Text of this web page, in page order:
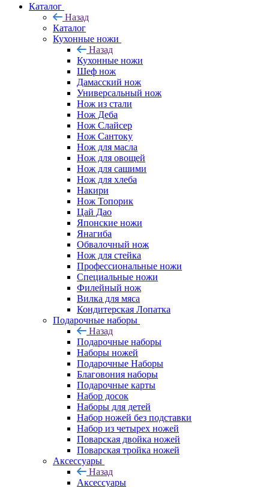
Каталог
Назад
Каталог
Кухонные ножи
Назад
Кухонные ножи
Шеф нож
Дамасский нож
Универсальный нож
Нож из стали
Нож Деба
Нож Слайсер
Нож Сантоку
Нож для масла
Нож для овощей
Нож для сашими
Нож для хлеба
Накири
Нож Топорик
Цай Дао
Японские ножи
Янагиба
Обвалочный нож
Нож для стейка
Профессиональные ножи
Специальные ножи
Филейный нож
Вилка для мяса
Кондитерская Лопатка
Подарочные наборы
Назад
Подарочные наборы
Наборы ножей
Подарочные Наборы
Благовония наборы
Подарочные карты
Набор досок
Наборы для детей
Набор ножей без подставки
Набор из четырех ножей
Поварская двойка ножей
Поварская тройка ножей
Аксессуары
Назад
Аксессуары